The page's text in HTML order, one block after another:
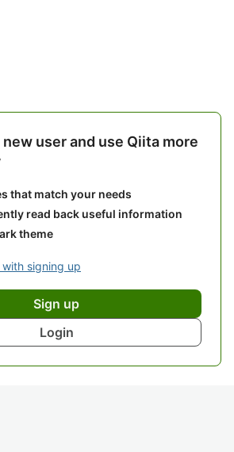
new user and use Qiita more
that match your needs
read back useful information
theme
signing up
Sign up
Login